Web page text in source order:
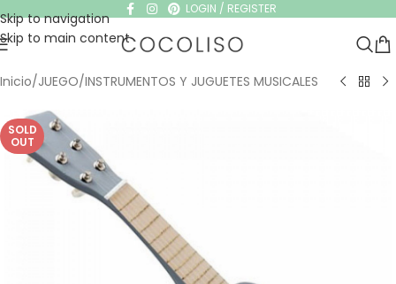
Skip to navigation
Skip to main content
LOGIN / REGISTER
Inicio/JUEGO/INSTRUMENTOS Y JUGUETES MUSICALES
SOLD
OUT